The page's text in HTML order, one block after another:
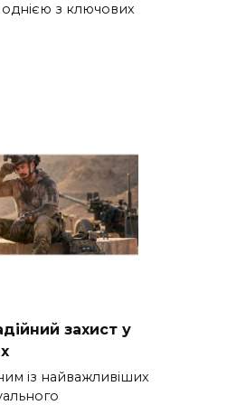
з ключових
захист у
із найважливіших